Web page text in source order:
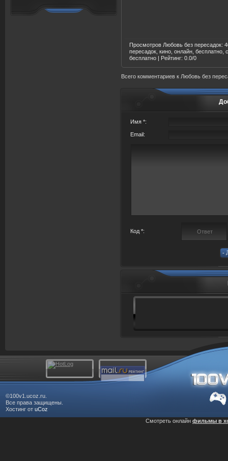
Просмотров Любовь без пересадок:
пересадок , кино, онлайн,
бесплатно | Рейтинг: 0.0/0
Всего комментариев к Любовь без
Имя *:
Email:
Код *:
©100v1.ucoz.ru.
Все права защищены.
Хостинг от uCoz
Смотреть онлайн фильмы в